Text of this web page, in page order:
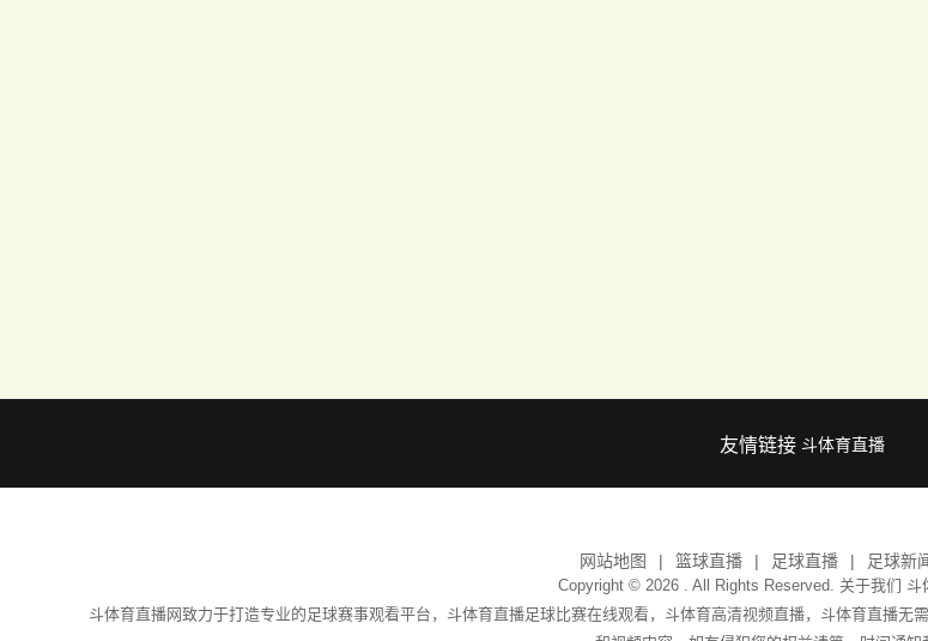
友情链接 斗体育直播
网站地图 篮球直播 足球直播 足球新
Copyright © 2026 . All Rights Reserved. 关于我们 斗
斗体育直播网致力于打造专业的足球赛事观看平台，斗体育直播足球比赛在线观看，斗体育高清视频直播，斗体育直播